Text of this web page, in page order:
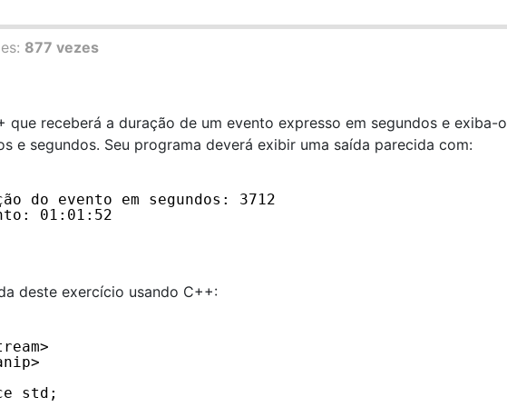
877 vezes
que receberá a duração de um evento expresso em segundos e exiba-o
e segundos. Seu programa deverá exibir uma saída parecida com:
do evento em segundos: 3712
01:01:52
deste exercício usando C++:
std;